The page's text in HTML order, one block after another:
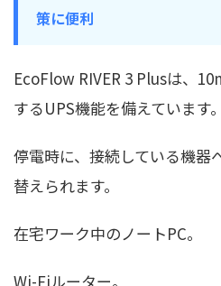
策に便利
EcoFlow RIVER 3 Plusは、
するUPS機能を備えています。
停電時に、接続している機器
替えられます。
在宅ワーク中のノートPC。
Wi-Fiルーター。